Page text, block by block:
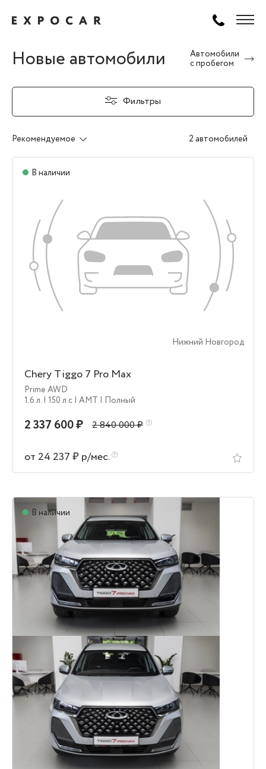
Новые автомобили
Автомобили
с пробегом
Фильтры
Рекомендуемое 2 автомобилей
В наличии
Нижний Новгород
Chery Tiggo 7 Pro Max
Prime AWD
1.6 л. | 150 л.c | AMT | Полный
2 337 600 ₽ 2 840 000 ₽
от 24 237 ₽ р/мес.
В наличии